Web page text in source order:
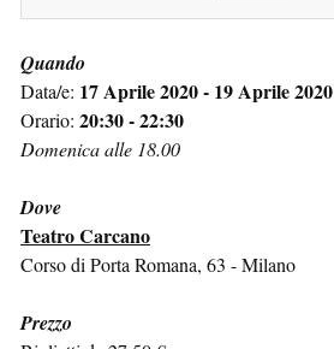
Quando
Data/e: 17 Aprile 2020 - 19 Aprile 2020
Orario: 20:30 - 22:30
Domenica alle 18.00
Dove
Teatro Carcano
Corso di Porta Romana, 63 - Milano
Prezzo